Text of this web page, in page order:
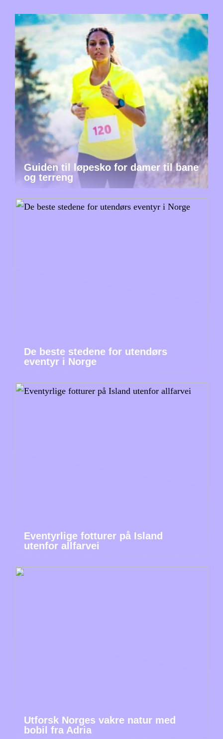
Guiden til løpesko for damer til bane
og terreng
De beste stedene for utendørs
eventyr i Norge
Eventyrlige fotturer på Island
utenfor allfarvei
Utforsk Norges vakre natur med
bobil fra Adria